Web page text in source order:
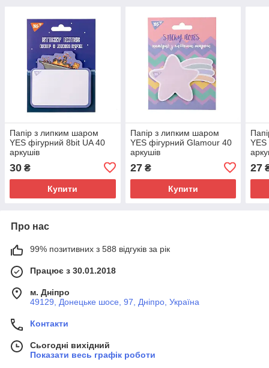
Папір з липким шаром
YES фігурний 8bit UA 40
аркушів
30 ₴
Купити
Папір з липким шаром
YES фігурний Glamour 40
аркушів
27₴
Купити
YES
27
Про нас
99% позитивних з 588 відгуків за рік
Працює з 30.01.2018
м. Дніпро
49129, Донецьке шосе, 97, Дніпро, Україна
Контакти
Сьогодні вихідний
Показати весь графік роботи